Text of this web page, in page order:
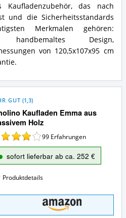
Kaufladenzubehör, das nach
und die Sicherheitsstandards
Merkmalen gehören:
handbemaltes Design,
von 120,5x107x95 cm
Kaufladen Emma aus
Holz
GUT (1,3)
99 Erfahrungen
sofort lieferbar ab ca. 252 €
Produktdetails